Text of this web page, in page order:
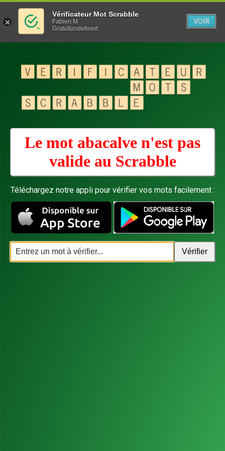
Le mot abacalve n'est pas
valide au Scrabble
Téléchargez notre appli pour vérifier vos mots facilement :
Vérificateur Mot Scrabble
Fabien M
Gratuitundefined
VOIR